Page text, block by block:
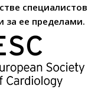
специалистов
за ее пределами.